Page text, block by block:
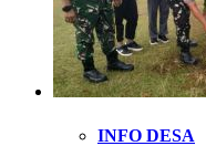
INFO DESA